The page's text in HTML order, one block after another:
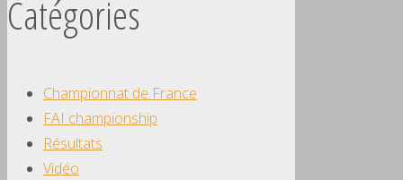
Catégories
Championnat de France
FAI championship
Résultats
Vidéo